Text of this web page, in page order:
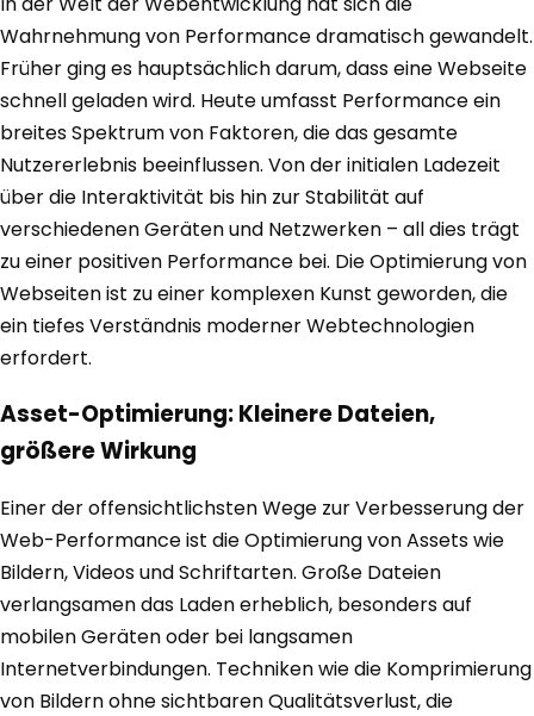
Wahrnehmung von Performance dramatisch gewandelt.
Früher ging es hauptsächlich darum, dass eine Webseite
schnell geladen wird. Heute umfasst Performance ein
breites Spektrum von Faktoren, die das gesamte
Nutzererlebnis beeinflussen. Von der initialen Ladezeit
über die Interaktivität bis hin zur Stabilität auf
verschiedenen Geräten und Netzwerken – all dies trägt
zu einer positiven Performance bei. Die Optimierung von
Webseiten ist zu einer komplexen Kunst geworden, die
ein tiefes Verständnis moderner Webtechnologien
erfordert.
Asset-Optimierung: Kleinere Dateien,
größere Wirkung
Einer der offensichtlichsten Wege zur Verbesserung der
Web-Performance ist die Optimierung von Assets wie
Bildern, Videos und Schriftarten. Große Dateien
verlangsamen das Laden erheblich, besonders auf
mobilen Geräten oder bei langsamen
Internetverbindungen. Techniken wie die Komprimierung
von Bildern ohne sichtbaren Qualitätsverlust, die